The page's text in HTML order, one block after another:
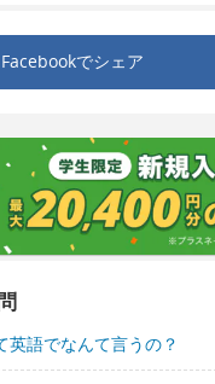
Facebookでシェア
英語でなんて言うの？